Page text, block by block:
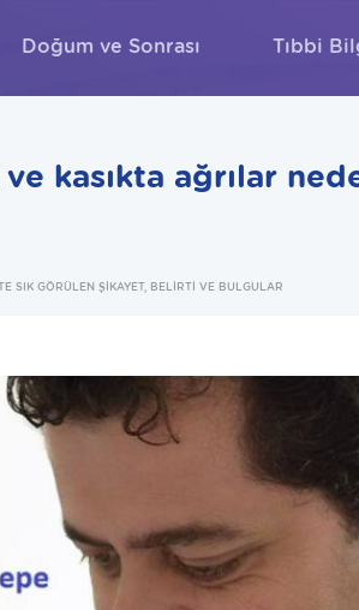
ARA
Doğum ve Sonrası Tıbbi
kasıkta ağrılar
SIK GÖRÜLEN ŞİKAYET, BELİRTİ VE BULGULAR